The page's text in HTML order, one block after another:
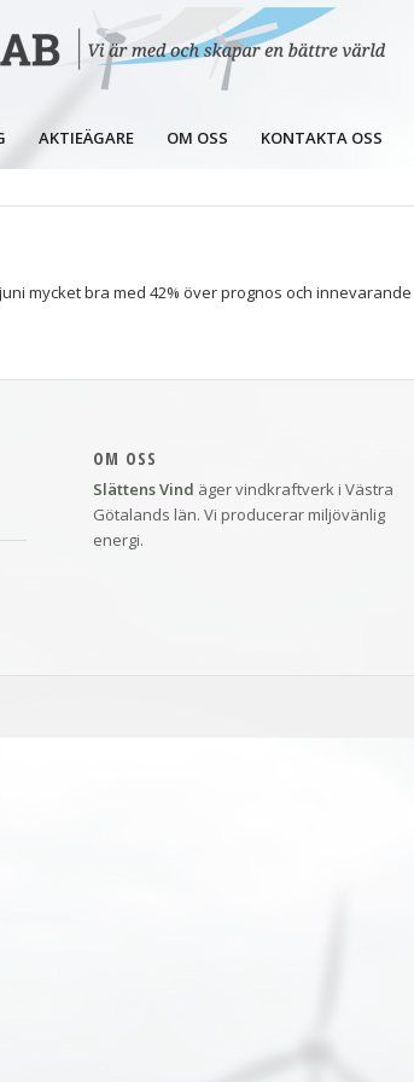
AKTIEÄGARE OM OSS KONTAKTA OSS
mycket bra med 42% över prognos och innevarande
OM OSS
Slättens Vind äger vindkraftverk i Västra
Götalands län. Vi producerar miljövänlig
energi.